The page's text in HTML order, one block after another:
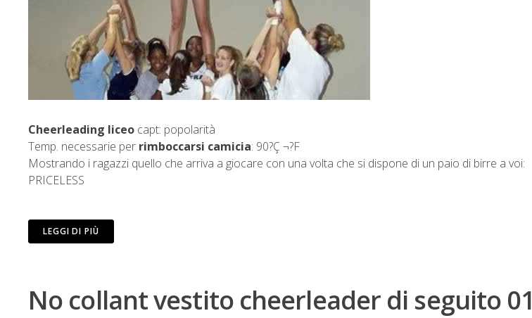
Cheerleading liceo capt: popolarità
Temp. necessarie per rimboccarsi camicia: 90?Ç ¬?F
Mostrando i ragazzi quello che arriva a giocare con una volta che si dispone di un paio di birre a voi:
PRICELESS
LEGGI DI PIÙ
No collant vestito cheerleader di seguito 01